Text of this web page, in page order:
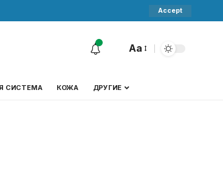
Accept
Aa
СИСТЕМА КОЖА ДРУГИЕ